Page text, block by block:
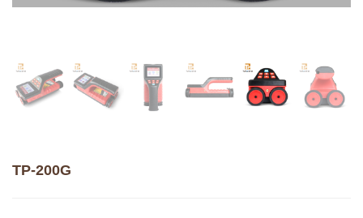
TP-200G